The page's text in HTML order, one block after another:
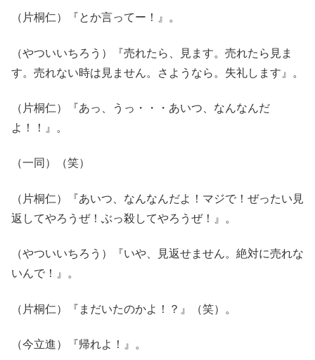
（片桐仁）『とか言ってー！』。
（やついいちろう）『売れたら、見ます。売れたら見ま
す。売れない時は見ません。さようなら。失礼します』。
（片桐仁）『あっ、うっ・・・あいつ、なんなんだ
よ！！』。
（一同）（笑）
（片桐仁）『あいつ、なんなんだよ！マジで！ぜったい見
返してやろうぜ！ぶっ殺してやろうぜ！』。
（やついいちろう）『いや、見返せません。絶対に売れな
いんで！』。
（片桐仁）『まだいたのかよ！？』（笑）。
（今立進）『帰れよ！』。